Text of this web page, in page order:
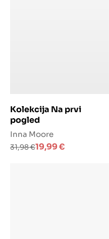
Kolekcija Na prvi
pogled
Inna Moore
31,98€
Izvorna19,99€
Trenutna